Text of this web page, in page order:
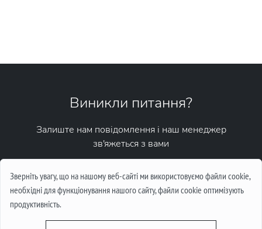
Зверніть увагу, що на нашому веб-сайті ми використовуємо файли cookie,
необхідні для функціонування нашого сайту, файли cookie оптимізують
продуктивність.
Виникли питання?
Залиште нам повідомлення і наш менеджер
зв'яжеться з вами
Написати повідомлення